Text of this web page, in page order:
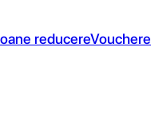
reducereVouchere